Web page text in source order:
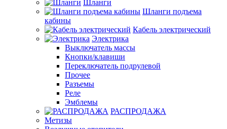
Шланги
Шланги подъема
кабины
Кабель электрический
Электрика
Выключатель массы
Кнопки/клавиши
Переключатель подрулевой
Прочее
Разъемы
Реле
Эмблемы
РАСПРОДАЖА
Метизы